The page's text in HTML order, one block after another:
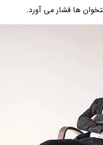
ها فشار می آورد.